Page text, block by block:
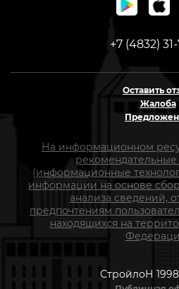
+7 (4832)
Оставить
Жалоба
На информационном
рекомендательные
(информационные
информации на основе
анализа сведений,
предпочтениям
находящихся на
СтройлоН